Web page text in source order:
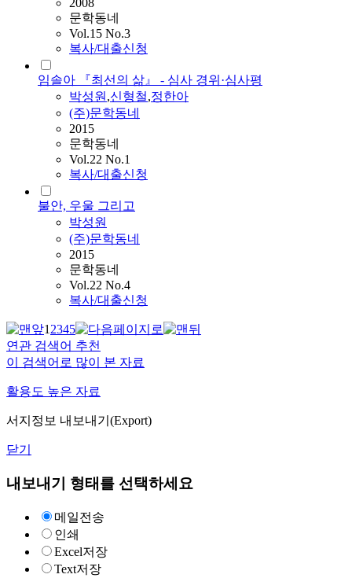
2008
문학동네
Vol.15 No.3
복사/대출신청
임솔아 『최선의 삶』 - 심사 경위·심사평
박성원,신형철,정한아
(주)문학동네
2015
문학동네
Vol.22 No.1
복사/대출신청
불안, 우울 그리고
박성원
(주)문학동네
2015
문학동네
Vol.22 No.4
복사/대출신청
12345
연관 검색어 추천
이 검색어로 많이 본 자료
활용도 높은 자료
서지정보 내보내기(Export)
닫기
내보내기 형태를 선택하세요
메일전송
인쇄
Excel저장
Text저장